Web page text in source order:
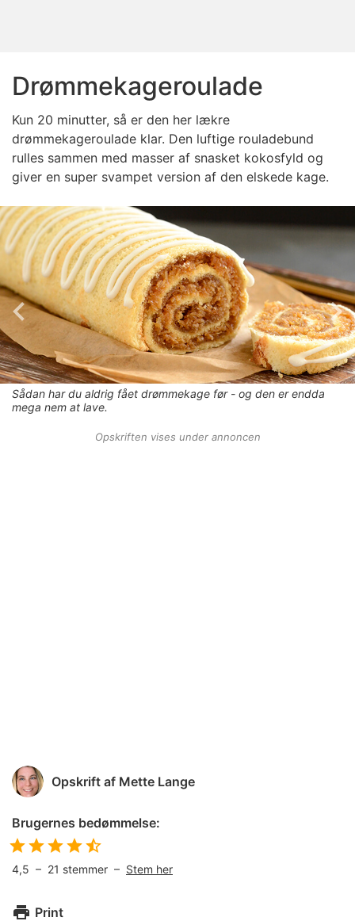
Drømmekageroulade
Kun 20 minutter, så er den her lækre
drømmekageroulade klar. Den luftige rouladebund
rulles sammen med masser af snasket kokosfyld og
giver en super svampet version af den elskede kage.
Sådan har du aldrig fået drømmekage før - og den er endda
mega nem at lave.
Opskriften vises under annoncen
Opskrift af Mette Lange
Brugernes bedømmelse:
4,5 – 21 stemmer – Stem her
Print